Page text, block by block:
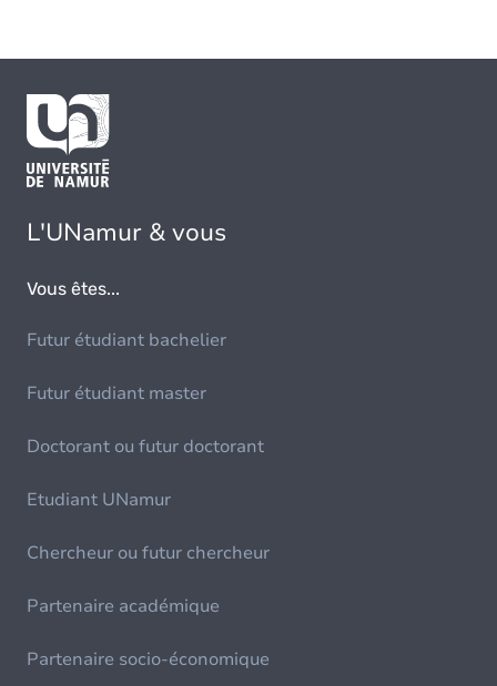
L'UNamur & vous
Vous êtes...
Futur étudiant bachelier
Futur étudiant master
Doctorant ou futur doctorant
Etudiant UNamur
Chercheur ou futur chercheur
Partenaire académique
Partenaire socio-économique